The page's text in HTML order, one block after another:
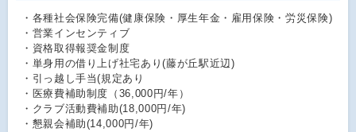
・各種社会保険完備(健康保険・厚生年金・雇用保険・労災保険)
・営業インセンティブ
・資格取得報奨金制度
・単身用の借り上げ社宅あり(藤が丘駅近辺)
・引っ越し手当(規定あり
・医療費補助制度（36,000円/年）
・クラブ活動費補助(18,000円/年)
・懇親会補助(14,000円/年)